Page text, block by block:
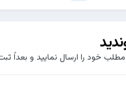
خود را ارسال نمایید و بعداً